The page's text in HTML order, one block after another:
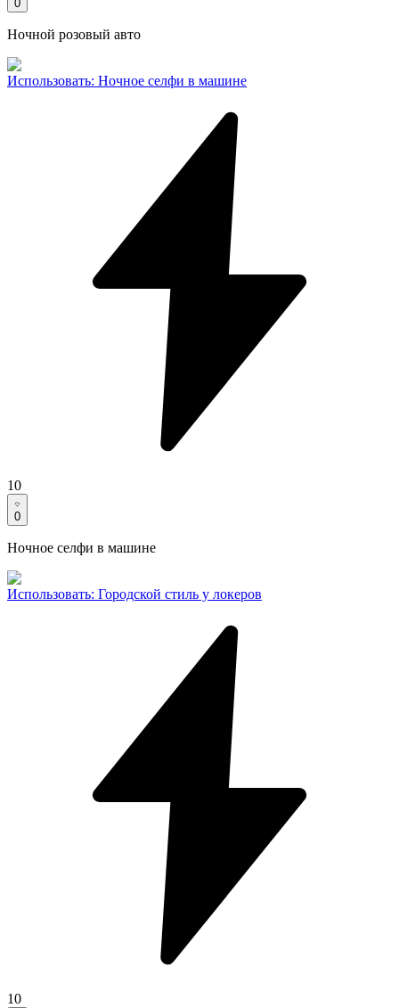
0
Ночной розовый авто
Использовать: Ночное селфи в машине
10
0
Ночное селфи в машине
Использовать: Городской стиль у локеров
10